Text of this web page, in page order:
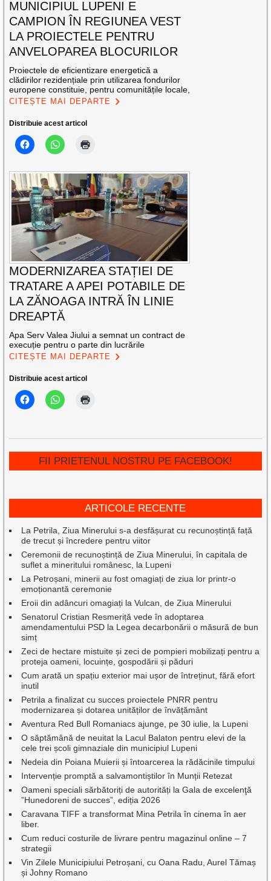
MUNICIPIUL LUPENI E
CAMPION ÎN REGIUNEA VEST
LA PROIECTELE PENTRU
ANVELOPAREA BLOCURILOR
Proiectele de eficientizare energetică a
clădirilor rezidențiale prin utilizarea fondurilor
europene constituie, pentru comunitățile locale,
CITEȘTE MAI DEPARTE
Distribuie acest articol
MODERNIZAREA STAȚIEI DE
TRATARE A APEI POTABILE DE
LA ZĂNOAGA INTRĂ ÎN LINIE
DREAPTĂ
Apa Serv Valea Jiului a semnat un contract de
execuție pentru o parte din lucrările
CITEȘTE MAI DEPARTE
Distribuie acest articol
FII PRIETENUL NOSTRU PE FACEBOOK!
ARTICOLE RECENTE
La Petrila, Ziua Minerului s-a desfășurat cu recunoștință față
de trecut și încredere pentru viitor
Ceremonii de recunoștință de Ziua Minerului, în capitala de
suflet a mineritului românesc, la Lupeni
La Petroșani, minerii au fost omagiați de ziua lor printr-o
emoționantă ceremonie
Eroii din adâncuri omagiați la Vulcan, de Ziua Minerului
Senatorul Cristian Resmeriță vede în adoptarea
amendamentului PSD la Legea decarbonării o măsură de bun
simț
Zeci de hectare mistuite și zeci de pompieri mobilizați pentru a
proteja oameni, locuințe, gospodării și păduri
Cum arată un spațiu exterior mai ușor de întreținut, fără efort
inutil
Petrila a finalizat cu succes proiectele PNRR pentru
modernizarea și dotarea unităților de învățământ
Aventura Red Bull Romaniacs ajunge, pe 30 iulie, la Lupeni
O săptămână de neuitat la Lacul Balaton pentru elevi de la
cele trei școli gimnaziale din municipiul Lupeni
Nedeia din Poiana Muierii și întoarcerea la rădăcinile timpului
Intervenție promptă a salvamontiștilor în Munții Retezat
Oameni speciali sărbătoriți de autorități la Gala de excelenţă
”Hunedoreni de succes”, ediția 2026
Caravana TIFF a transformat Mina Petrila în cinema în aer
liber.
Cum reduci costurile de livrare pentru magazinul online – 7
strategii
Vin Zilele Municipiului Petroșani, cu Oana Radu, Aurel Tămaș
și Johny Romano